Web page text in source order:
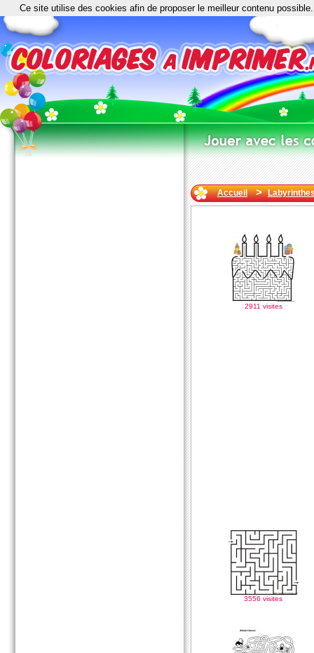
Accueil>
2911 visites
3556 visites
Ce site utilise des cookies afin de proposer le meilleur contenu